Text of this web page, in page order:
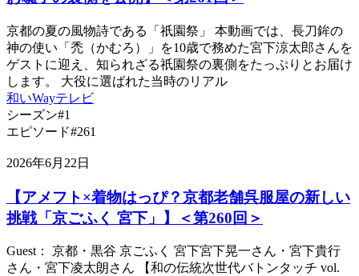
京都の夏の風物詩である「祇園祭」 本動画では、長刀鉾の
神の使い「禿（かむろ）」を10歳で務めた宮下涼太郎さんを
ゲストに迎え、知られざる祇園祭の裏側をたっぷりとお届け
します。 大役に選ばれた当時のリアル
和いWayテレビ
シーズン#1
エピソード#261
2026年6月22日
【アメフト×着物はっぴ？京都老舗呉服屋の新しい
挑戦「京ごふく 宮下」】＜第260回＞
Guest： 京都・黒谷 京ごふく 宮下宮下晃一さん・宮下貴行
さん・宮下凌太朗さん 【和の伝統次世代バトンタッチ vol.